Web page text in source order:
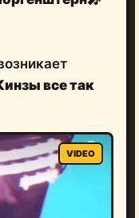
все так